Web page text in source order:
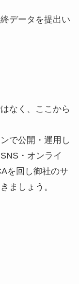
データを提出い
なく、ここから
で公開・運用し
・オンライ
を回し御社のサ
ましょう。